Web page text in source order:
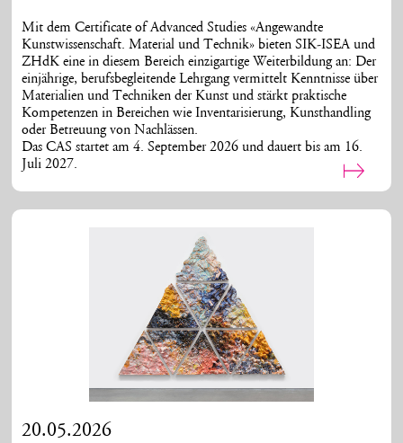
Mit dem Certificate of Advanced Studies «Angewandte
Kunstwissenschaft. Material und Technik» bieten SIK-ISEA und
ZHdK eine in diesem Bereich einzigartige Weiterbildung an: Der
einjährige, berufsbegleitende Lehrgang vermittelt Kenntnisse über
Materialien und Techniken der Kunst und stärkt praktische
Kompetenzen in Bereichen wie Inventarisierung, Kunsthandling
oder Betreuung von Nachlässen.
Das CAS startet am 4. September 2026 und dauert bis am 16.
Juli 2027.
20.05.2026